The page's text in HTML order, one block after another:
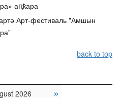
аԥҟара
Арт-фестиваль "Амшын
back to top
2026 »